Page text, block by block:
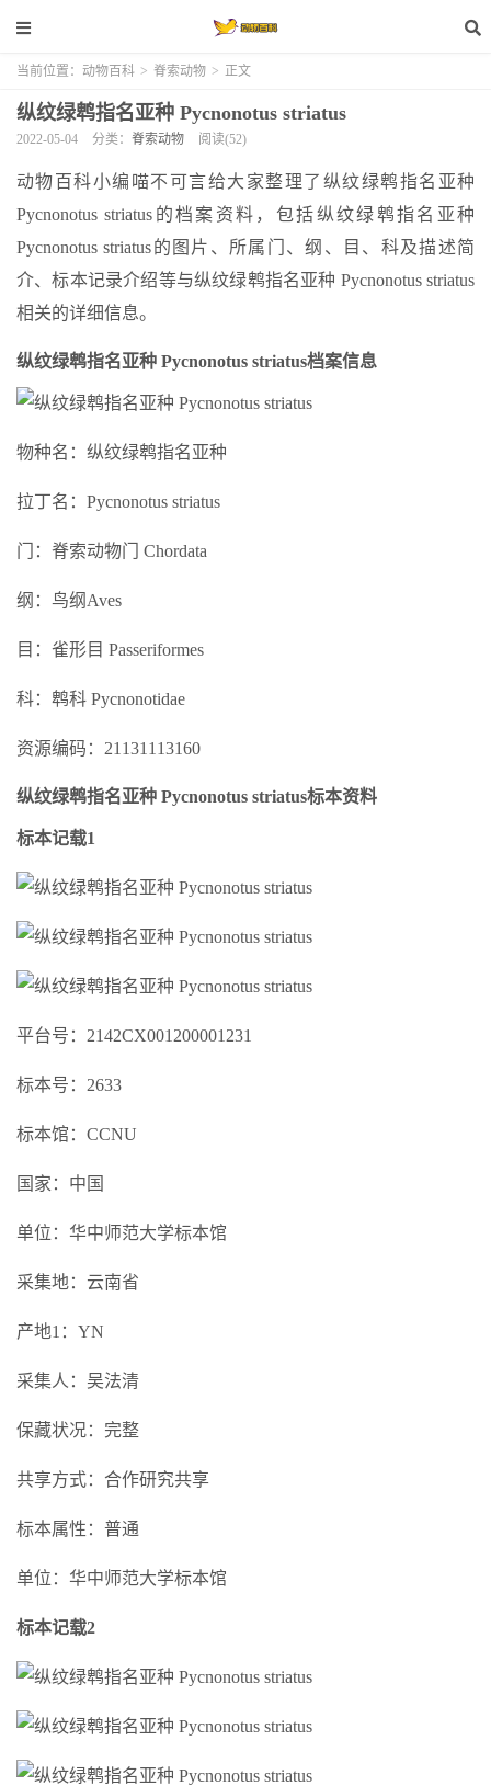
当前位置： 动物百科 > 脊索动物 > 正文
纵纹绿鹎指名亚种 Pycnonotus striatus
2022-05-04 分类： 脊索动物 阅读(52)
动物百科小编喵不可言给大家整理了纵纹绿鹎指名亚种
Pycnonotus striatus的档案资料，包括纵纹绿鹎指名亚种
Pycnonotus striatus的图片、所属门、纲、目、科及描述简
介、标本记录介绍等与纵纹绿鹎指名亚种 Pycnonotus striatus
相关的详细信息。
纵纹绿鹎指名亚种 Pycnonotus striatus档案信息
物种名：纵纹绿鹎指名亚种
拉丁名：Pycnonotus striatus
门：脊索动物门 Chordata
纲：鸟纲Aves
目：雀形目 Passeriformes
科：鹎科 Pycnonotidae
资源编码：21131113160
纵纹绿鹎指名亚种 Pycnonotus striatus标本资料
标本记载1
平台号：2142CX001200001231
标本号：2633
标本馆：CCNU
国家：中国
单位：华中师范大学标本馆
采集地：云南省
产地1：YN
采集人：吴法清
保藏状况：完整
共享方式：合作研究共享
标本属性：普通
单位：华中师范大学标本馆
标本记载2